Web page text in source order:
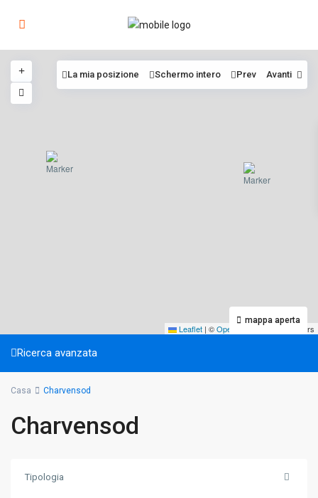
Leaflet | ©OpenStreetMap contributors
mappa aperta
La mia posizione Schermo intero Prev Avanti
Ricerca avanzata
Casa Charvensod
Charvensod
Tipologia